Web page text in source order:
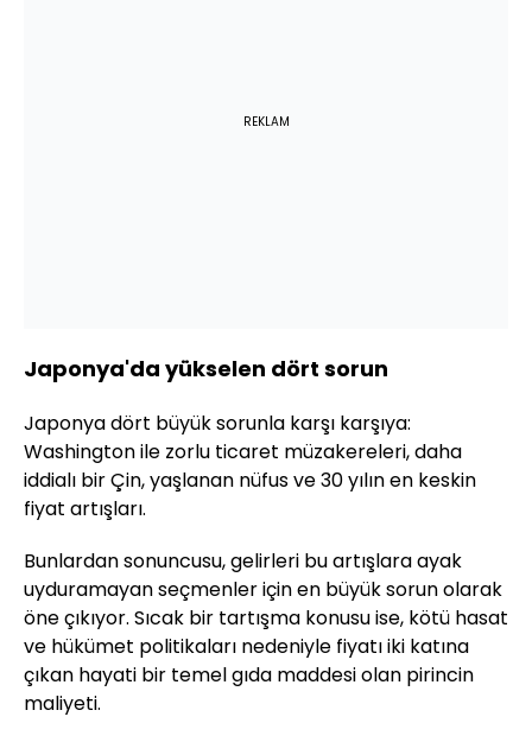
REKLAM
Japonya'da yükselen dört sorun
Japonya dört büyük sorunla karşı karşıya:
Washington ile zorlu ticaret müzakereleri, daha
iddialı bir Çin, yaşlanan nüfus ve 30 yılın en keskin
fiyat artışları.
Bunlardan sonuncusu, gelirleri bu artışlara ayak
uyduramayan seçmenler için en büyük sorun olarak
öne çıkıyor. Sıcak bir tartışma konusu ise, kötü hasat
ve hükümet politikaları nedeniyle fiyatı iki katına
çıkan hayati bir temel gıda maddesi olan pirincin
maliyeti.